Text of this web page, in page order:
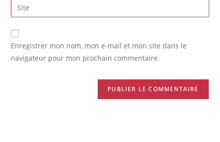
Enregistrer mon nom, mon e-mail et mon site dans le
navigateur pour mon prochain commentaire.